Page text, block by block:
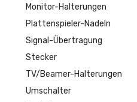
Monitor-Halterungen
Plattenspieler-Nadeln
Signal-Übertragung
Stecker
TV/Beamer-Halterungen
Umschalter